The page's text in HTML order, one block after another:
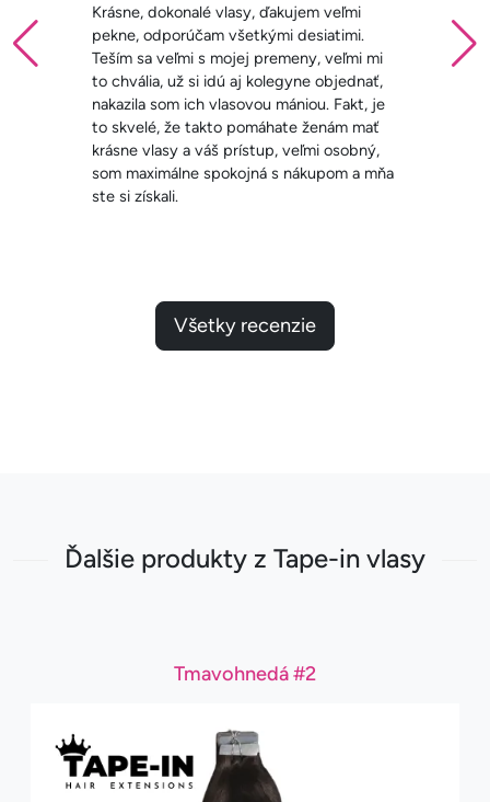
Krásne, dokonalé vlasy, ďakujem veľmi
pekne, odporúčam všetkými desiatimi.
Teším sa veľmi s mojej premeny, veľmi mi
to chvália, už si idú aj kolegyne objednať,
nakazila som ich vlasovou mániou. Fakt, je
to skvelé, že takto pomáhate ženám mať
krásne vlasy a váš prístup, veľmi osobný,
som maximálne spokojná s nákupom a mňa
ste si získali.
Všetky recenzie
Ďalšie produkty z Tape-in vlasy
Tmavohnedá #2